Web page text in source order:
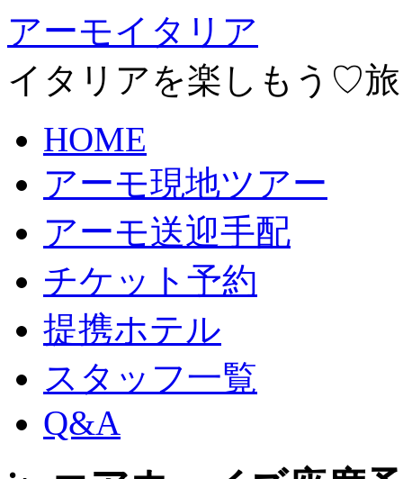
アーモイタリア
イタリアを楽しもう♡
HOME
アーモ現地ツアー
アーモ送迎手配
チケット予約
提携ホテル
スタッフ一覧
Q&A